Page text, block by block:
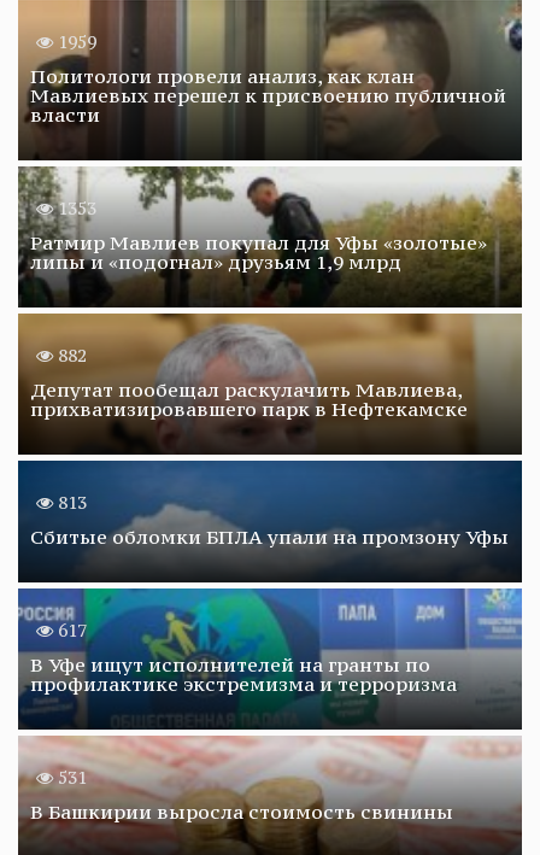
1959
Политологи провели анализ, как клан
Мавлиевых перешел к присвоению публичной
власти
1353
Ратмир Мавлиев покупал для Уфы «золотые»
липы и «подогнал» друзьям 1,9 млрд
882
Депутат пообещал раскулачить Мавлиева,
прихватизировавшего парк в Нефтекамске
813
Сбитые обломки БПЛА упали на промзону Уфы
617
В Уфе ищут исполнителей на гранты по
профилактике экстремизма и терроризма
531
В Башкирии выросла стоимость свинины